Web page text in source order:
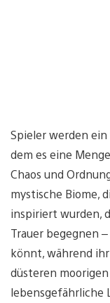
Spieler werden
dem es eine
Chaos und
mystische Biome,
inspiriert wurden,
Trauer begegnen
könnt, während
düsteren
lebensgefährliche